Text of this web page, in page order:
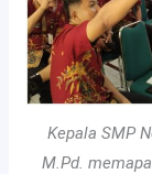
Kepala SMP
M.Pd.